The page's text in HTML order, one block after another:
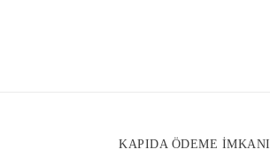
KAPIDA ÖDEME İMKANI